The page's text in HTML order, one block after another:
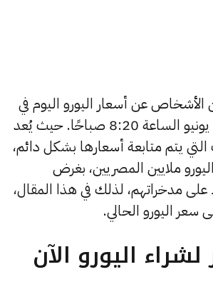
عن أسعار اليورو اليوم في
مصر الخميس 13 يونيو الساعة 8:20 صباحًا. حيث يُعد
التي يتم متابعة أسعارها بشكل دائم،
ملايين المصريين، بغرض
على مدخراتهم، لذلك في هذا المقال،
اليورو الحالي.
اليورو الآن